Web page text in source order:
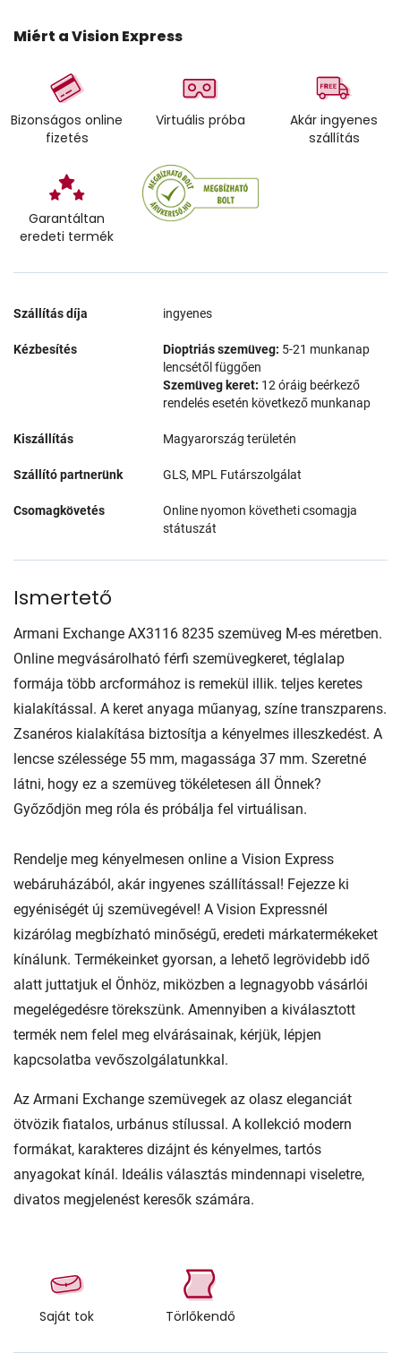
Miért a Vision Express
Bizonságos online
fizetés
Virtuális próba
Akár ingyenes
szállítás
Garantáltan
eredeti termék
Szállítás díja ingyenes
Kézbesítés Dioptriás szemüveg: 5-21 munkanap
lencsétől függően
Szemüveg keret: 12 óráig beérkező
rendelés esetén következő munkanap
Kiszállítás Magyarország területén
Szállító partnerünk GLS, MPL Futárszolgálat
Csomagkövetés
Online nyomon követheti csomagja
státuszát
Ismertető
Armani Exchange AX3116 8235 szemüveg M-es méretben.
Online megvásárolható férfi szemüvegkeret, téglalap
formája több arcformához is remekül illik. teljes keretes
kialakítással. A keret anyaga műanyag, színe transzparens.
Zsanéros kialakítása biztosítja a kényelmes illeszkedést. A
lencse szélessége 55 mm, magassága 37 mm. Szeretné
látni, hogy ez a szemüveg tökéletesen áll Önnek?
Győződjön meg róla és próbálja fel virtuálisan.
Rendelje meg kényelmesen online a Vision Express
webáruházából, akár ingyenes szállítással! Fejezze ki
egyéniségét új szemüvegével! A Vision Expressnél
kizárólag megbízható minőségű, eredeti márkatermékeket
kínálunk. Termékeinket gyorsan, a lehető legrövidebb idő
alatt juttatjuk el Önhöz, miközben a legnagyobb vásárlói
megelégedésre törekszünk. Amennyiben a kiválasztott
termék nem felel meg elvárásainak, kérjük, lépjen
kapcsolatba vevőszolgálatunkkal.
Az Armani Exchange szemüvegek az olasz eleganciát
ötvözik fiatalos, urbánus stílussal. A kollekció modern
formákat, karakteres dizájnt és kényelmes, tartós
anyagokat kínál. Ideális választás mindennapi viseletre,
divatos megjelenést keresők számára.
Saját tok Törlőkendő